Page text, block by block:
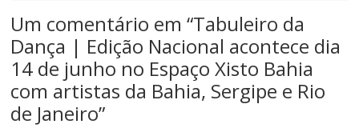
r
a
d
a
F
o
Um comentário em “Tabuleiro da
Dança | Edição Nacional acontece dia
14 de junho no Espaço Xisto Bahia
com artistas da Bahia, Sergipe e Rio
de Janeiro”